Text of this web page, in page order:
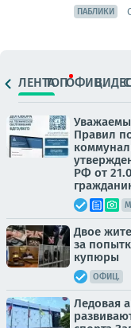
ПАБЛИКИ
ЛЕНТАТОПОФИЦ.
Правил
РФ от
Двое
за
купюры
ОФИЦ.
Ледовая